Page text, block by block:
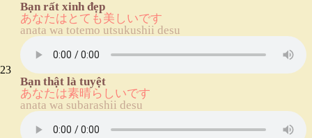
Bạn rất xinh đẹp
あなたはとても美しいです
anata wa totemo utsukushii desu
23
Bạn thật là tuyệt
あなたは素晴らしいです
anata wa subarashii desu